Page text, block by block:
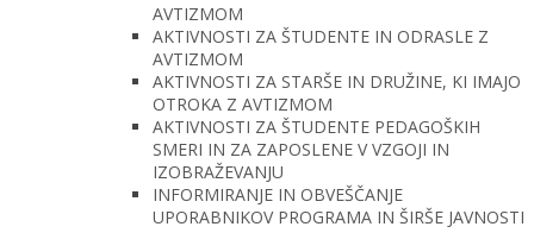
AVTIZMOM
AKTIVNOSTI ZA ŠTUDENTE IN ODRASLE Z
AVTIZMOM
AKTIVNOSTI ZA STARŠE IN DRUŽINE, KI IMAJO
OTROKA Z AVTIZMOM
AKTIVNOSTI ZA ŠTUDENTE PEDAGOŠKIH
SMERI IN ZA ZAPOSLENE V VZGOJI IN
IZOBRAŽEVANJU
INFORMIRANJE IN OBVEŠČANJE
UPORABNIKOV PROGRAMA IN ŠIRŠE JAVNOSTI